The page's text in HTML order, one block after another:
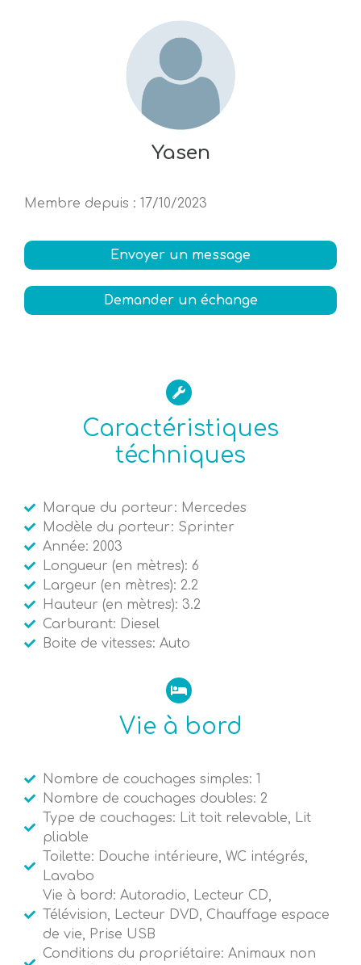
Yasen
Membre depuis : 17/10/2023
Envoyer un message
Demander un échange
Caractéristiques
téchniques
Marque du porteur: Mercedes
Modèle du porteur: Sprinter
Année: 2003
Longueur (en mètres): 6
Largeur (en mètres): 2.2
Hauteur (en mètres): 3.2
Carburant: Diesel
Boite de vitesses: Auto
Vie à bord
Nombre de couchages simples: 1
Nombre de couchages doubles: 2
Type de couchages: Lit toit relevable, Lit
pliable
Toilette: Douche intérieure, WC intégrés,
Lavabo
Vie à bord: Autoradio, Lecteur CD,
Télévision, Lecteur DVD, Chauffage espace
de vie, Prise USB
Conditions du propriétaire: Animaux non